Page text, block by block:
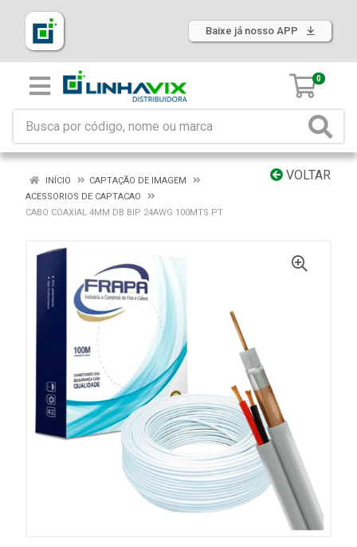
Baixe já nosso APP
0
VOLTAR
INÍCIO
CAPTAÇÃO DE IMAGEM
ACESSORIOS DE CAPTACAO
CABO COAXIAL 4MM DB BIP 24AWG 100MTS PT